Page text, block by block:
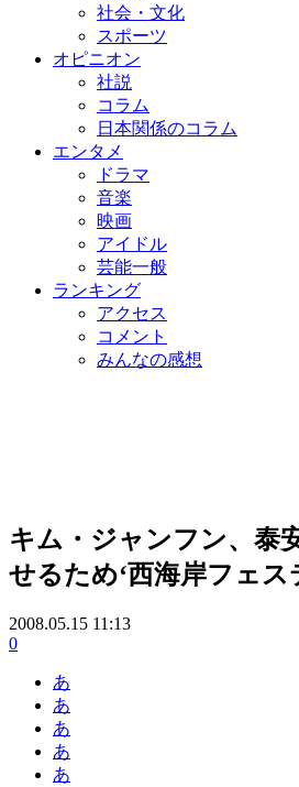
社会・文化
スポーツ
オピニオン
社説
コラム
日本関係のコラム
エンタメ
ドラマ
音楽
映画
アイドル
芸能一般
ランキング
アクセス
コメント
みんなの感想
キム・ジャンフン、泰
せるため‘西海岸フェス
2008.05.15 11:13
0
あ
あ
あ
あ
あ